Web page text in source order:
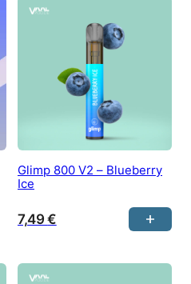
Glimp 800 V2 – Blueberry
Ice
7,49€